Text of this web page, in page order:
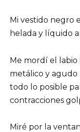
Mi vestido negro
helada y líquido
Me mordí el labio
metálico y agudo
todo lo posible
contracciones
Miré por la